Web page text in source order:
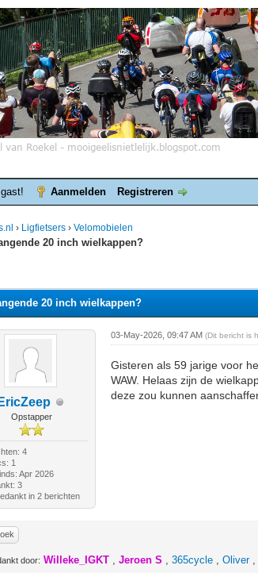
Aanmelden Registreren
› Ligfietsers ›Velomobielen
20 inch wielkappen?
20 inch wielkappen?
EricZeep
Opstapper
4
1
Apr 2026
3
in 2 berichten
03-May-2026, 09:47 AM(Dit bericht is
Gisteren als 59 jarige voor
WAW. Helaas zijn de
deze zou kunnen
door: Willeke_IGKT ,Jeroen S ,365cycle ,Oliver